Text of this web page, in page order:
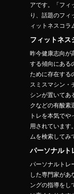
アです。「フィ
り、話題のフィ
ィットネスコラ
フィットネス
昨今健康志向が
する傾向にある
ために存在する
スミスマシン・
シンが置いてあ
クなどの有酸素
トレを本気で
用されています
ムを検索してみ
パーソナルト
パーソナルトレ
した専門家があ
ングの指導をし